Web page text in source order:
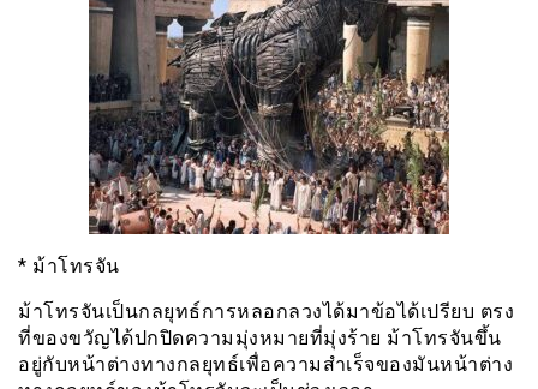
* ม้าโทรจัน
ม้าโทรจันเป็นกลยุทธ์การหลอกลวงได้มาข้อได้เปรียบ ตรง
ที่ของขวัญได้ปกปิดความมุ่งหมายที่มุ่งร้าย ม้าโทรจันขึ้น
อยู่กับหน้าต่างทางกลยุทธ์เพื่อความสำเร็จของมันหน้าต่าง